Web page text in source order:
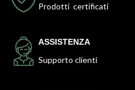
Prodotti certificati
ASSISTENZA
Supporto clienti